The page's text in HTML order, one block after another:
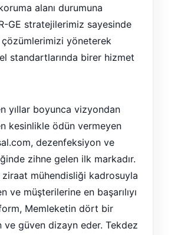
alanı durumuna
GE stratejilerimiz sayesinde
çözümlerimizi yöneterek
standartlarında birer hizmet
yıllar boyunca vizyondan
kesinlikle ödün vermeyen
dezenfeksiyon ve
zihne gelen ilk markadır.
mühendisliği kadrosuyla
ve müşterilerine en başarılıyı
Memleketin dört bir
ve güven dizayn eder. Tekdez